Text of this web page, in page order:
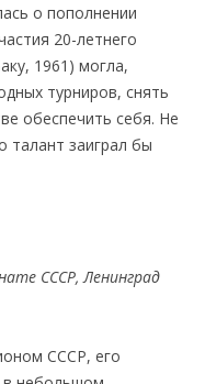
о пополнении
20-летнего
1961) могла,
турниров, снять
обеспечить себя. Не
талант заиграл бы
СССР, Ленинград
СССР, его